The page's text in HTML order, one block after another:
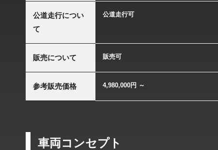
公道走行につい
て
公道走行可
販売について 販売可
参考販売価格 4,980,000円 ～
車両コンセプト